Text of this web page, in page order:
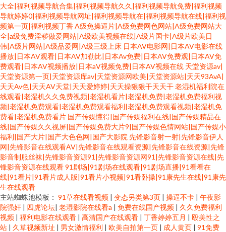
大全|福利视频导航合集|福利视频导航久久|福利视频导航免费|福利视频
导航婷婷0|福利视频导航网址|福利视频导航在|福利视频导航在线|福利视
频第一页|福利视频丁香A级免操逼片|A级免费网色网站|A级免费网站大
全|a级免费淫秽做爱网站|A级欧美视频在线|A级片国卡|A级片欧美日
韩|A级片网站|A级品爱网|A级三级上床 日本AV电影网|日本AV电影在线
播放|日本AV观看|日本AV加勒比|日本Av免费|日本AV免费观|日本AV免
费观看|日本AV视频播放|日本aV视频免费|日本AV视频在线 天堂资源av|
天堂资源第一页|天堂资源库av|天堂资源网欧美|天堂资源站|天天93AvA|
天天Av色|天天AV天堂|天天爱婷婷|天天操狠狠干天天干老湿机福利院在
线观看|老湿机久久免费视频|老湿机看片|老湿机免费|老湿机免费福利视
频|老湿机免费观看|老湿机免费观看福利|老湿机免费观看视频|老湿机免
费看|老湿机免费看片 国产传媒懂得|国产传媒福利在线|国产传媒精品在
线|国产传媒久久视屏|国产传媒免费大片9|国产传媒色情网站|国产传媒小
福利|国产大片|国产大色色网|国产大影院 先锋影音射一射|先锋影音伊人
网|先锋影音在线观看AV|先锋影音在线观看资源|先锋影音在线资源|先锋
影音制服丝袜|先锋影音资源91|先锋影音资源网91|先锋影音资源在线|先
锋影音资源在线观看91剧场|91剧场在线观看|91剧场直播|91看看在
线|91看片|91看片成人版|91看片小视频|91看卧操|91康先生在线|91康先
生在线观看
主站蜘蛛池模板： 91草在线看视频 | 变态另类第3页 | 操逼不卡 | 午夜影
院强奸 | 四虎论坛| 老湿影院在线看a | 免费在线国产视频 | 久久免费福利
视频 | 福利电影在线观看 | 高清国产在线观看 | 丁香婷婷五月 | 殴美性之
站 | 久草视频新址 | 男女激情福利 | 欧美自拍第一页 | 成人黄页 | 91免费